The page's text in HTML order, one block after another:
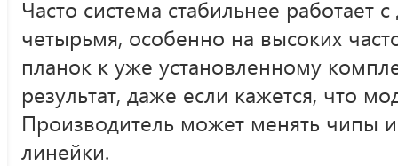
Часто система стабильнее работает
четырьмя, особенно на высоких
планок к уже установленному
результат, даже если кажется, что
Производитель может менять чипы
линейки.